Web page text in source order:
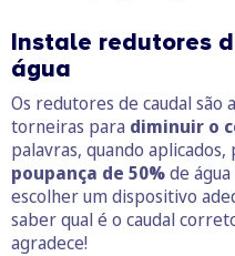
Instale redutores
água
Os redutores de caudal são
torneiras para diminuir o
palavras, quando
poupança de 50%de
escolher um dispositivo
saber qual é o caudal
agradece!